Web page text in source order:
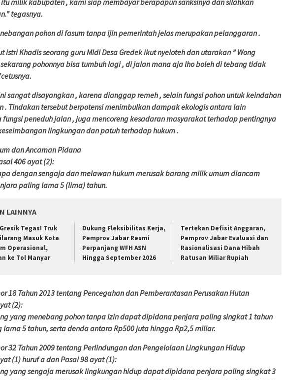
milik kabupaten , kami siap membayar berapapun sanksinya dan silahkan
tegasnya.
pohon di fasum tanpa ijin pemerintah jelas merupakan pelanggaran .
istri Khadis seorang guru MIdi Desa Gredek ikut nyeloteh dan utarakan ” Wong
pohonnya bisa tumbuh lagi , di jalan mana aja lho boleh di tebang tidak
sangat disayangkan , karena dianggap remeh , selain fungsi pohon untuk keindahan
. Tindakan tersebut berpotensi menimbulkan dampak ekologis antara lain
fungsi peneduh jalan , juga mencoreng kesadaran masyarakat terhadap pentingnya
lingkungan dan patuh terhadap hukum .
dan Ancaman Pidana
406 ayat (2):
dengan sengaja dan melawan hukum merusak barang milik umum diancam
paling lama 5 (lima) tahun.
LAINNYA
Tegas! Truk
Masuk Kota
Operasional,
ke Tol Manyar
Dukung Fleksibilitas Kerja,
Pemprov Jabar Resmi
Perpanjang WFH ASN
Hingga September 2026
Tertekan Defisit Anggaran,
Pemprov Jabar Evaluasi dan
Rasionalisasi Dana Hibah
Ratusan Miliar Rupiah
18 Tahun 2013 tentang Pencegahan dan Pemberantasan Perusakan Hutan
(2):
yang menebang pohon tanpa izin dapat dipidana penjara paling singkat 1 tahun
lama 5 tahun, serta denda antara Rp500 juta hingga Rp2,5 miliar.
32 Tahun 2009 tentang Perlindungan dan Pengelolaan Lingkungan Hidup
(1) huruf a dan Pasal 98 ayat (1):
yang sengaja merusak lingkungan hidup dapat dipidana penjara paling singkat 3